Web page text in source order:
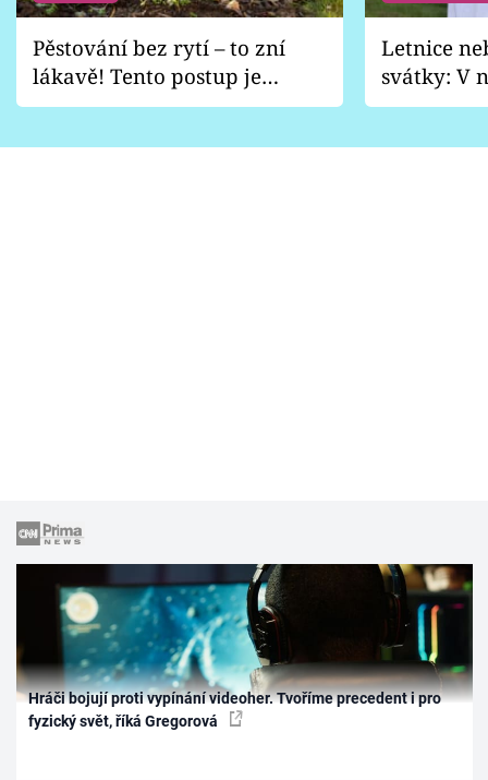
Pěstování bez rytí – to zní
lákavě! Tento postup je
vhodný jen pro některé
Letnice
svátky: V
pondělí
Hráči bojují proti vypínání videoher. Tvoříme precedent i pro
fyzický svět, říká Gregorová